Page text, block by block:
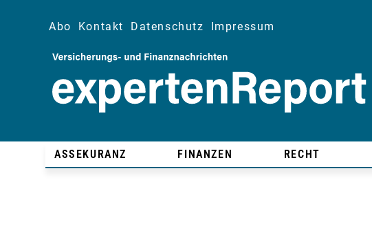
Abo Kontakt Datenschutz Impressum
ASSEKURANZ FINANZEN RECHT